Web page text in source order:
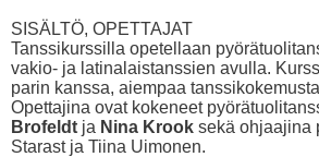
SISÄLTÖ, OPETTAJAT
Tanssikurssilla opetellaan
vakio- ja latinalaistanssien avulla.
parin kanssa, aiempaa
Opettajina ovat kokeneet
Brofeldt ja Nina Krook sekä ohjaajina
Starast ja Tiina Uimonen.